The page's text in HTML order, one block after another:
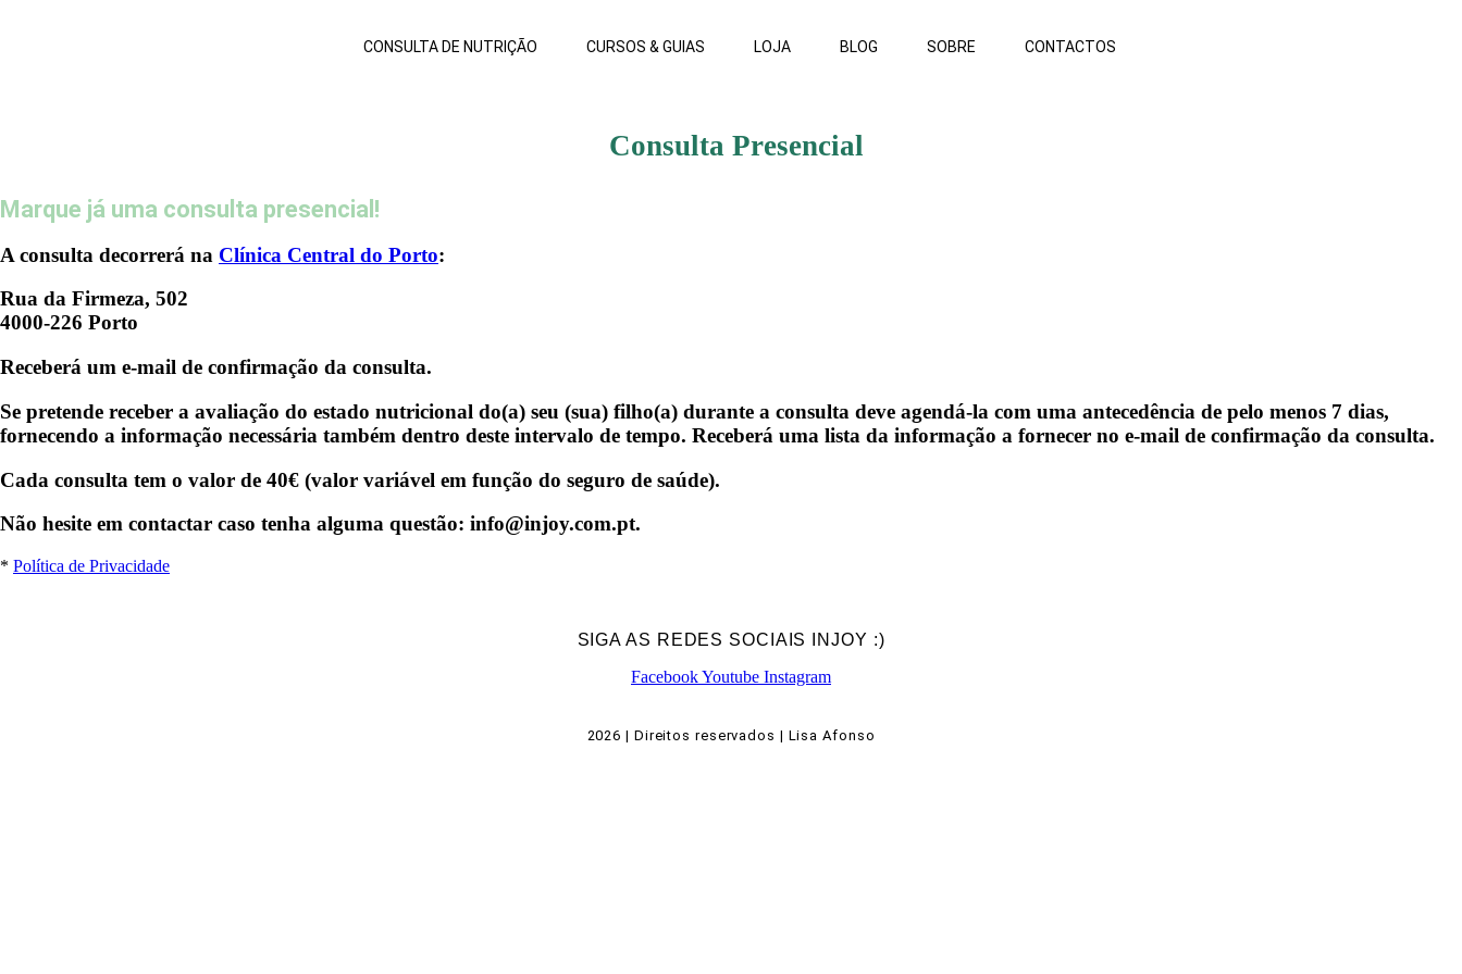
CONSULTA DE NUTRIÇÃO CURSOS & GUIAS LOJA BLOG SOBRE CONTACTOS
Consulta Presencial
Marque já uma consulta presencial!
A consulta decorrerá na Clínica Central do Porto:
Rua da Firmeza, 502
4000-226 Porto
Receberá um e-mail de confirmação da consulta.
Se pretende receber a avaliação do estado nutricional do(a) seu (sua) filho(a) durante a consulta deve agendá-la com uma antecedência de pelo menos 7 dias,
fornecendo a informação necessária também dentro deste intervalo de tempo. Receberá uma lista da informação a fornecer no e-mail de confirmação da consulta.
Cada consulta tem o valor de 40€ (valor variável em função do seguro de saúde).
Não hesite em contactar caso tenha alguma questão: info@injoy.com.pt.
* Política de Privacidade
SIGA AS REDES SOCIAIS INJOY :)
FacebookYoutube Instagram
2026 | Direitos reservados | Lisa Afonso